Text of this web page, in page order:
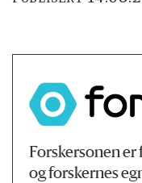
Forskersonen
og forskernes